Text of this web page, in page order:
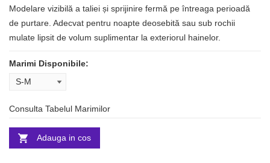
Modelare vizibilă a taliei și sprijinire fermă pe întreaga perioadă
de purtare. Adecvat pentru noapte deosebită sau sub rochii
mulate lipsit de volum suplimentar la exteriorul hainelor.
Marimi Disponibile:
Consulta Tabelul Marimilor
Adauga in cos